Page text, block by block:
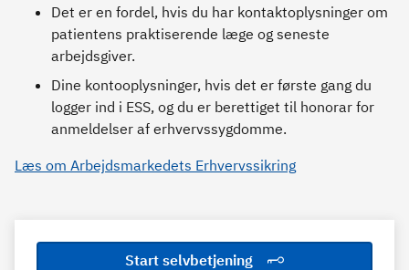
Det er en fordel, hvis du har kontaktoplysninger om
patientens praktiserende læge og seneste
arbejdsgiver.
Dine kontooplysninger, hvis det er første gang du
logger ind i ESS, og du er berettiget til honorar for
anmeldelser af erhvervssygdomme.
Læs om Arbejdsmarkedets Erhvervssikring
Start selvbetjening